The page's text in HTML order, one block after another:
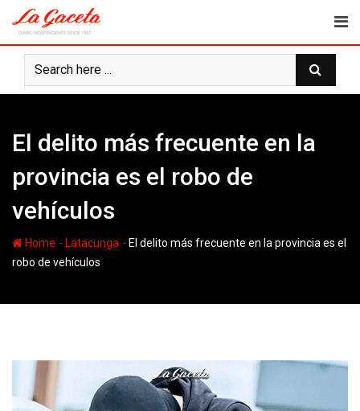
content
El delito más frecuente en la
provincia es el robo de
vehículos
Home - Latacunga - El delito más frecuente en la provincia es el
robo de vehículos